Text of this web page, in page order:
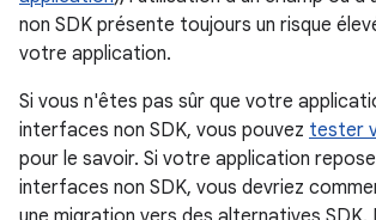
non SDK présente toujours un risque
votre application.
Si vous n'êtes pas sûr que votre
interfaces non SDK, vous pouvez tester
pour le savoir. Si votre application
interfaces non SDK, vous devriez